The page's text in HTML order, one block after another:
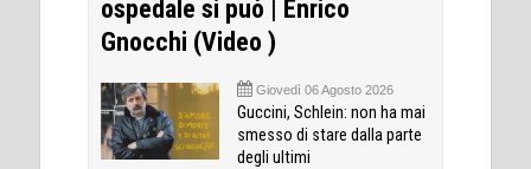
ospedale si può | Enrico
Gnocchi (Video )
Giovedì 06 Agosto 2026
Guccini, Schlein: non ha mai
smesso di stare dalla parte
degli ultimi